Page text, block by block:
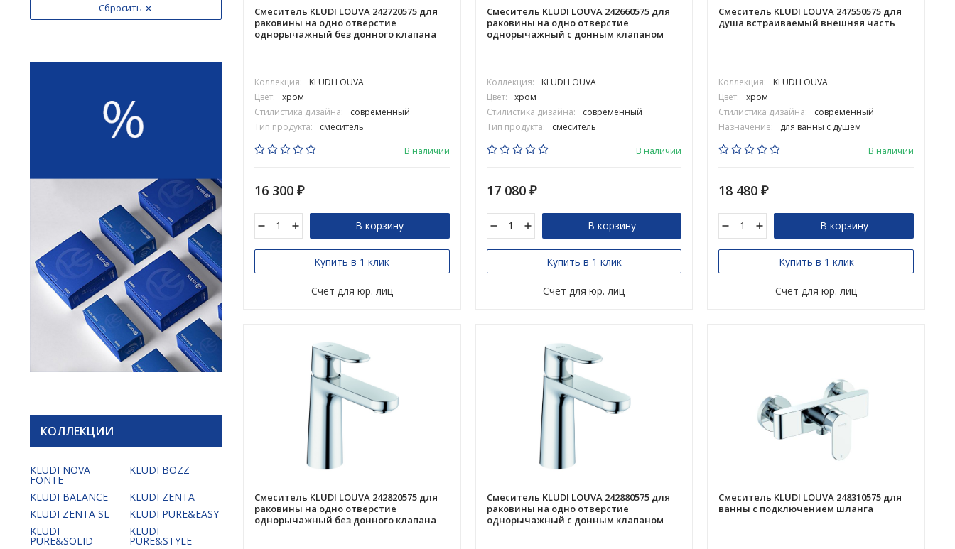
Сбросить
КОЛЛЕКЦИИ
KLUDI NOVA
FONTE
KLUDI BOZZ
KLUDI BALANCE
KLUDI ZENTA
KLUDI ZENTA SL
KLUDI PURE&EASY
KLUDI
PURE&SOLID
KLUDI
PURE&STYLE
Смеситель KLUDI LOUVA 242720575 для
раковины на одно отверстие
однорычажный без донного клапана
Коллекция:
KLUDI LOUVA
Цвет:
хром
Стилистика дизайна:
современный
Тип продукта:
смеситель
В наличии
16 300 ₽
В корзину
Купить в 1 клик
Счет для юр. лиц
Смеситель KLUDI LOUVA 242660575 для
раковины на одно отверстие
однорычажный с донным клапаном
Коллекция:
KLUDI LOUVA
Цвет:
хром
Стилистика дизайна:
современный
Тип продукта:
смеситель
В наличии
17 080 ₽
В корзину
Купить в 1 клик
Счет для юр. лиц
Смеситель KLUDI LOUVA 247550575 для
душа встраиваемый внешняя часть
Коллекция:
KLUDI LOUVA
Цвет:
хром
Стилистика дизайна:
современный
Назначение:
для ванны с душем
В наличии
18 480₽
В корзину
Купить в 1 клик
Счет для юр. лиц
Смеситель KLUDI LOUVA 242820575 для
раковины на одно отверстие
однорычажный без донного клапана
Смеситель KLUDI LOUVA 242880575 для
раковины на одно отверстие
однорычажный с донным клапаном
Смеситель KLUDI LOUVA 248310575 для
ванны с подключением шланга